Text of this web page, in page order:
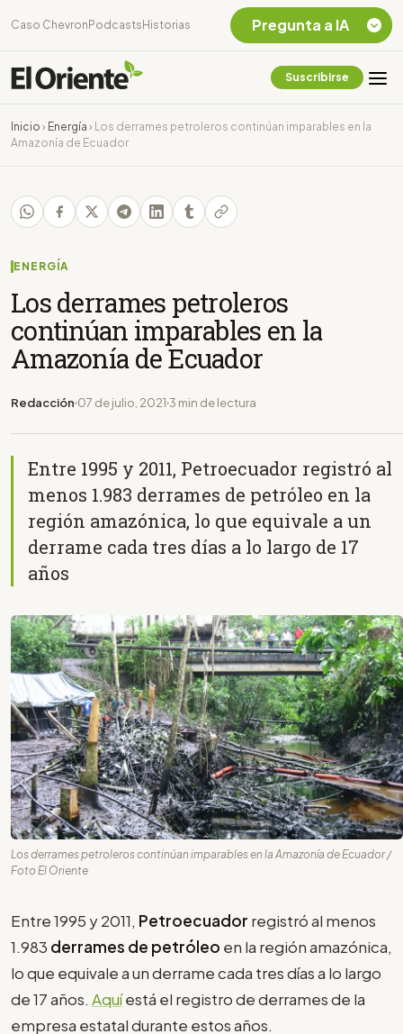
Caso Chevron Podcasts Historias
Suscribirse
Inicio › Energía ›
Los derrames petroleros continúan imparables en la
Amazonía de Ecuador
ENERGÍA
Los derrames petroleros
continúan imparables en la
Amazonía de Ecuador
Redacción 07 de julio, 2021 3 min de lectura
Entre 1995 y 2011, Petroecuador registró al
menos 1.983 derrames de petróleo en la
región amazónica, lo que equivale a un
derrame cada tres días a lo largo de 17
años
Los derrames petroleros continúan imparables en la Amazonía de Ecuador /
Foto El Oriente
Entre 1995 y 2011, Petroecuador registró al menos
1.983 derrames de petróleo en la región amazónica,
lo que equivale a un derrame cada tres días a lo largo
de 17 años. Aquíestá el registro de derrames de la
empresa estatal durante estos años.
Pregunta a IA
Chevron Ecuador